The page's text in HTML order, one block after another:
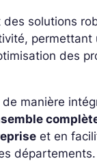
solutions
permettant
des
manière
et en
départements.